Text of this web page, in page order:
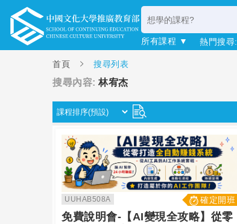
所有課程 ▼ 熱門搜尋:
首頁 搜尋列表
搜尋內容: 林宥杰
UUHAB508A 確定開班
免費說明會-【AI變現全攻略】從零